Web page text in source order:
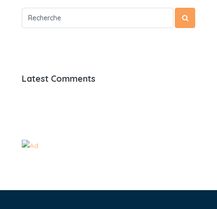
Latest Comments